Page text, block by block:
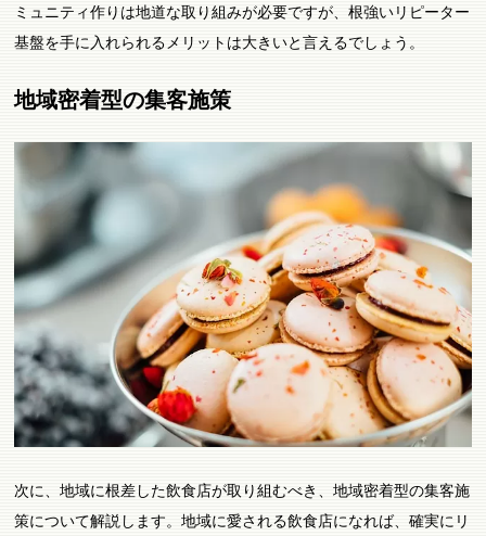
ミュニティ作りは地道な取り組みが必要ですが、根強いリピーター
基盤を手に入れられるメリットは大きいと言えるでしょう。
地域密着型の集客施策
次に、地域に根差した飲食店が取り組むべき、地域密着型の集客施
策について解説します。地域に愛される飲食店になれば、確実にリ